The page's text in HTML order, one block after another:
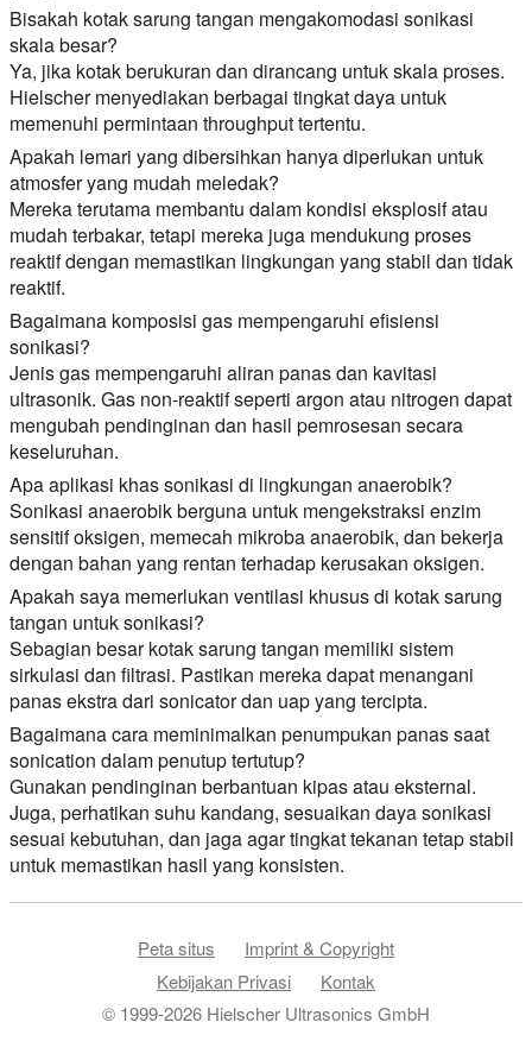
Bisakah kotak sarung tangan mengakomodasi sonikasi
skala besar?
Ya, jika kotak berukuran dan dirancang untuk skala proses.
Hielscher menyediakan berbagai tingkat daya untuk
memenuhi permintaan throughput tertentu.
Apakah lemari yang dibersihkan hanya diperlukan untuk
atmosfer yang mudah meledak?
Mereka terutama membantu dalam kondisi eksplosif atau
mudah terbakar, tetapi mereka juga mendukung proses
reaktif dengan memastikan lingkungan yang stabil dan tidak
reaktif.
Bagaimana komposisi gas mempengaruhi efisiensi
sonikasi?
Jenis gas mempengaruhi aliran panas dan kavitasi
ultrasonik. Gas non-reaktif seperti argon atau nitrogen dapat
mengubah pendinginan dan hasil pemrosesan secara
keseluruhan.
Apa aplikasi khas sonikasi di lingkungan anaerobik?
Sonikasi anaerobik berguna untuk mengekstraksi enzim
sensitif oksigen, memecah mikroba anaerobik, dan bekerja
dengan bahan yang rentan terhadap kerusakan oksigen.
Apakah saya memerlukan ventilasi khusus di kotak sarung
tangan untuk sonikasi?
Sebagian besar kotak sarung tangan memiliki sistem
sirkulasi dan filtrasi. Pastikan mereka dapat menangani
panas ekstra dari sonicator dan uap yang tercipta.
Bagaimana cara meminimalkan penumpukan panas saat
sonication dalam penutup tertutup?
Gunakan pendinginan berbantuan kipas atau eksternal.
Juga, perhatikan suhu kandang, sesuaikan daya sonikasi
sesuai kebutuhan, dan jaga agar tingkat tekanan tetap stabil
untuk memastikan hasil yang konsisten.
Peta situs
Imprint & Copyright
Kebijakan Privasi
Kontak
© 1999-2026 Hielscher Ultrasonics GmbH